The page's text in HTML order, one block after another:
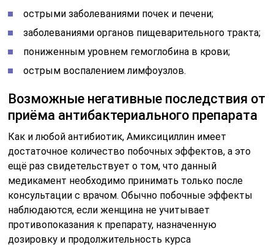
острыми заболеваниями почек и печени;
заболеваниями органов пищеварительного тракта;
пониженным уровнем гемоглобина в крови;
острым воспалением лимфоузлов.
Возможные негативные последствия от
приёма антибактериального препарата
Как и любой антибиотик, Амиксициллин имеет
достаточное количество побочных эффектов, а это
ещё раз свидетельствует о том, что данный
медикамент необходимо принимать только после
консультации с врачом. Обычно побочные эффекты
наблюдаются, если женщина не учитывает
противопоказания к препарату, назначенную
дозировку и продолжительность курса